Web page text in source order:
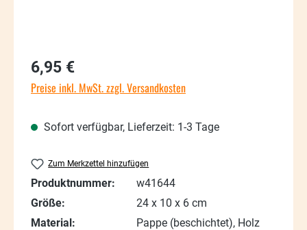
Regulärer Preis:
6,95 €
Preise inkl. MwSt. zzgl. Versandkosten
Sofort verfügbar, Lieferzeit: 1-3 Tage
Zum Merkzettel hinzufügen
Produktnummer:
w41644
Größe:
24 x 10 x 6 cm
Material:
Pappe (beschichtet), Holz